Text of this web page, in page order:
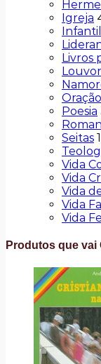
Igreja
Infantil
Livros
Louvor
Oração
Poesia
Seitas 1
Vida
Vida
Vida
Vida
Vida
Produtos que vai